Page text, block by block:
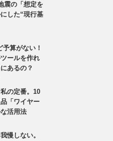
震の「想定を
した“現行基
算がない！
ールを作れ
あるの？
の定番。10
「ワイヤー
活用法
慢しない。